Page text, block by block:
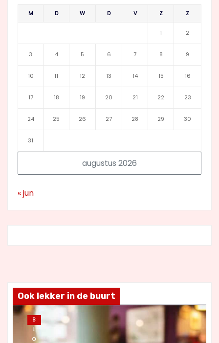
augustus 2026
M D W D V Z Z
1 2
3 4 5 6 7 8 9
10 11 12 13 14 15 16
17 18 19 20 21 22 23
24 25 26 27 28 29 30
31
« jun
Ook lekker in de buurt
B
L
O